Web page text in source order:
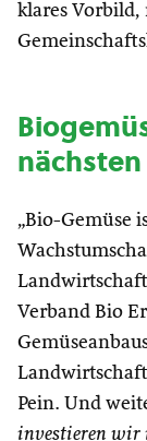
klares Vorbild,
„Bio-Gemüse
Verband Bio
Pein. Und
investieren wir